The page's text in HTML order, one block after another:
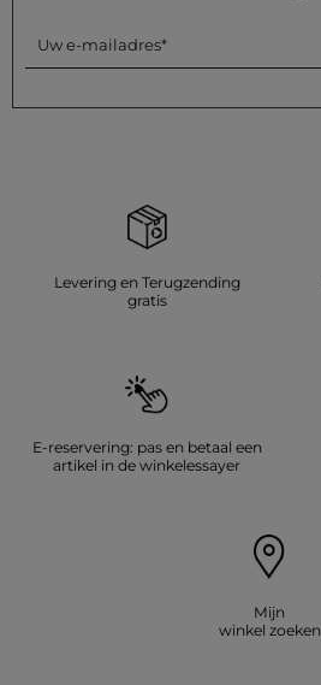
Uw e-mailadres
Levering en Terugzending
gratis
E-reservering: pas en betaal een
artikel in de winkelessayer
Mijn
winkel zoeken